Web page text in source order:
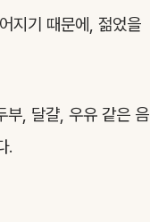
지기 때문에, 젊었을
부, 달걀, 우유 같은 음
.